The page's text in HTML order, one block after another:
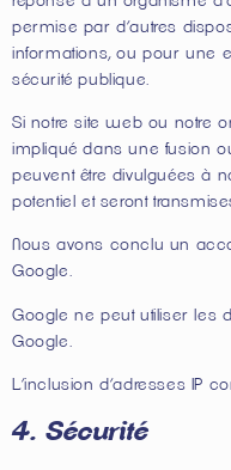
permise par d’autres
informations, ou pour une
sécurité publique.
Si notre site web ou notre
impliqué dans une fusion
peuvent être divulguées à
potentiel et seront
Nous avons conclu un
Google.
Google ne peut utiliser les
Google.
L’inclusion d’adresses IP
4. Sécurité